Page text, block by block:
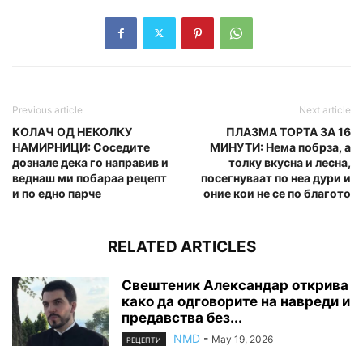
Previous article
KОЛАЧ ОД НЕКОЛКУ
НАМИРНИЦИ: Соседите
дознале дека го направив и
веднаш ми побараа рецепт
и по едно парче
Next article
ПЛАЗМА ТОРТА ЗА 16
МИНУТИ: Нема побрза, а
толку вкусна и лесна,
посегнуваат по неа дури и
оние кои не се по благото
RELATED ARTICLES
Свештеник Александар открива
како да одговорите на навреди и
предавства без...
РЕЦЕПТИ NMD - May 19, 2026